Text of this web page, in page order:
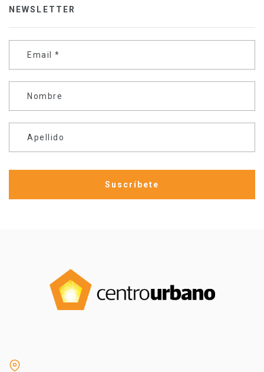
NEWSLETTER
Email *
Nombre
Apellido